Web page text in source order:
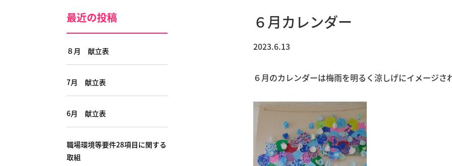
６月カレンダー
2023.6.13
６月のカレンダーは梅雨を明るく涼しげにイメージさ
最近の投稿
８月 献立表
7月 献立表
6月 献立表
職場環境等要件28項目に関する
取組